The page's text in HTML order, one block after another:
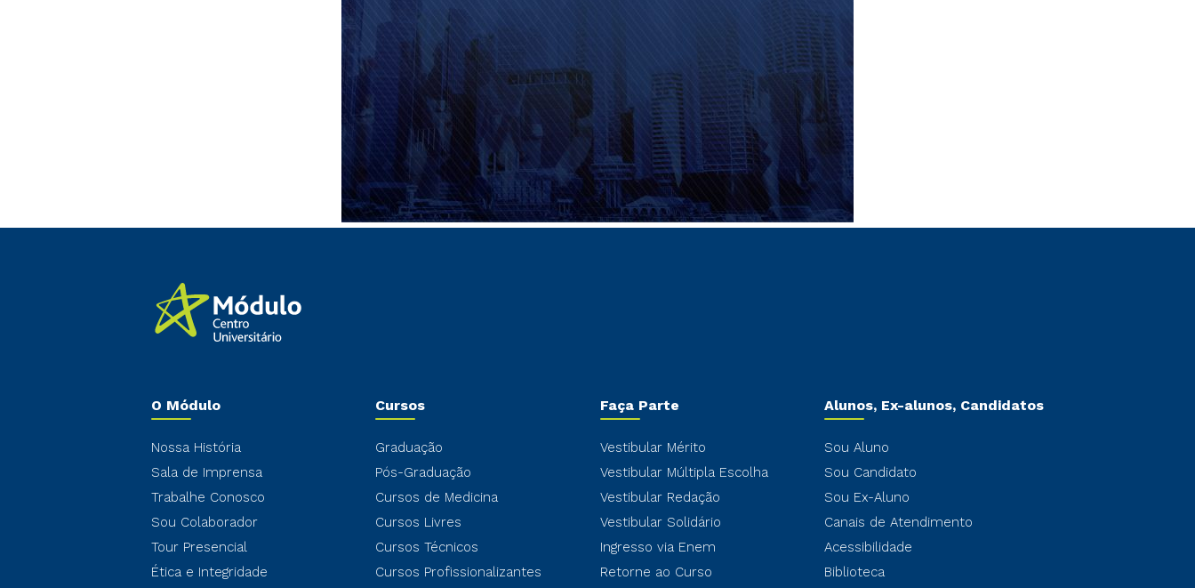
O Módulo
Nossa História
Sala de Imprensa
Trabalhe Conosco
Sou Colaborador
Tour Presencial
Ética e Integridade
Cursos
Graduação
Pós-Graduação
Cursos de Medicina
Cursos Livres
Cursos Técnicos
Cursos Profissionalizantes
Faça Parte
Vestibular Mérito
Vestibular Múltipla Escolha
Vestibular Redação
Vestibular Solidário
Ingresso via Enem
Retorne ao Curso
Alunos, Ex-alunos, Candidatos
Sou Aluno
Sou Candidato
Sou Ex-Aluno
Canais de Atendimento
Acessibilidade
Biblioteca